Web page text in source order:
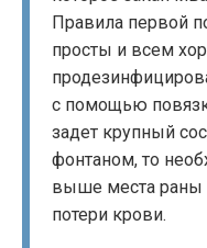
Правила первой
просты и всем
с помощью
задет крупный
фонтаном, то
выше места раны
потери крови.